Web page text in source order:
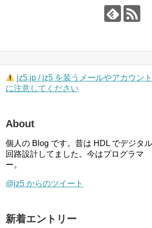
jz5.jp / jz5 を装うメールやアカウント
に注意してください
About
個人の Blog です。昔は HDL でデジタル
回路設計してました。今はプログラマ
ー。
@jz5 からのツイート
新着エントリー